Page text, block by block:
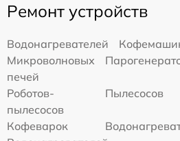
Ремонт устройств
Водонагревателей
Микроволновых
печей
Роботов-
пылесосов
Пылесосов
Кофеварок